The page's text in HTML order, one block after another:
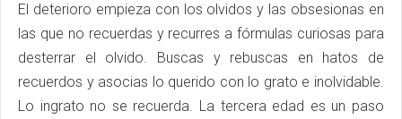
El deterioro empieza con los olvidos y las obsesionas en
las que no recuerdas y recurres a fórmulas curiosas para
desterrar el olvido. Buscas y rebuscas en hatos de
recuerdos y asocias lo querido con lo grato e inolvidable.
Lo ingrato no se recuerda. La tercera edad es un paso